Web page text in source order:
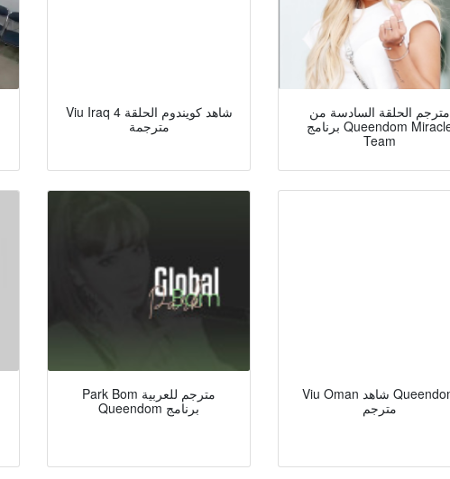
Viu Iraq شاهد كويندوم الحلقة 4
مترجمة
مترجم الحلقة السادسة من
برنامج Queendom Miracle
Team
Park Bom مترجم للعربية
Queendom برنامج
Viu Oman شاهد Queendom
مترجم